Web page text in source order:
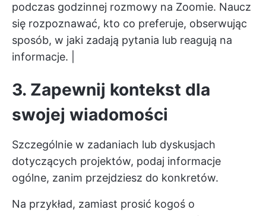
podczas godzinnej rozmowy na Zoomie. Naucz
się rozpoznawać, kto co preferuje, obserwując
sposób, w jaki zadają pytania lub reagują na
informacje. |
3. Zapewnij kontekst dla
swojej wiadomości
Szczególnie w zadaniach lub dyskusjach
dotyczących projektów, podaj informacje
ogólne, zanim przejdziesz do konkretów.
Na przykład, zamiast prosić kogoś o